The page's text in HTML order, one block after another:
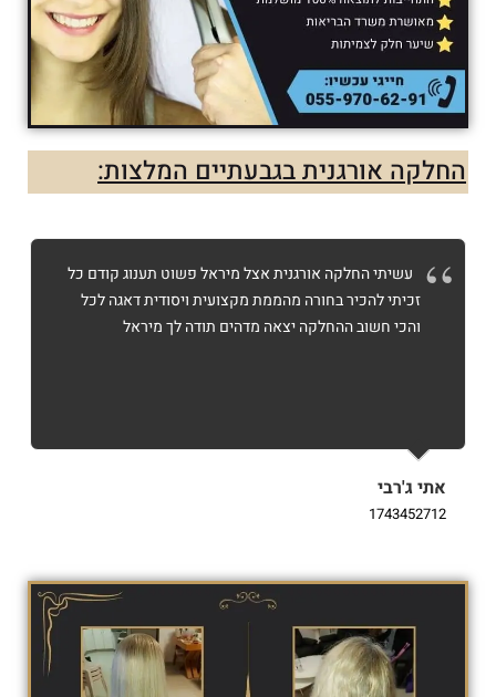
החלקה אורגנית בגבעתיים המלצות:
עשיתי החלקה אורגנית אצל מיראל פשוט תענוג קודם כל
זכיתי להכיר בחורה מהממת מקצועית ויסודית דאגה לכל
והכי חשוב ההחלקה יצאה מדהים תודה לך מיראל
אתי ג'רבי
1743452712